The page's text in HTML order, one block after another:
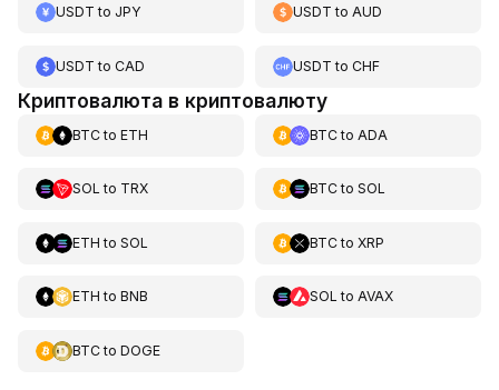
USDT to JPY USDT toAUD
USDT to CAD USDT toCHF
Криптовалюта в криптовалюту
BTCto ETH BTCto ADA
SOL to TRX BTCto SOL
ETH to SOL BTCto XRP
ETH to BNB SOL to AVAX
BTCto DOGE